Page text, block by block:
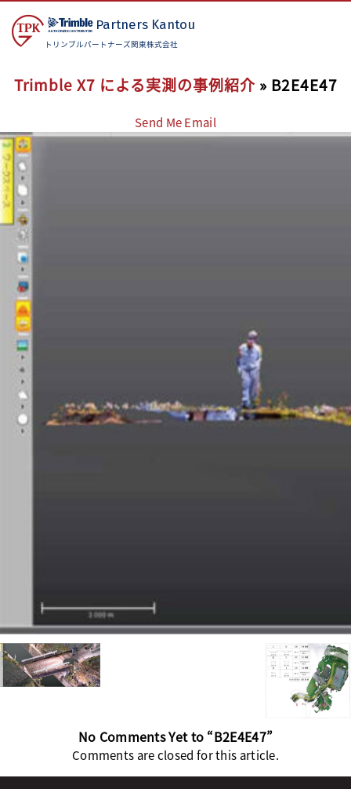
Partners Kantou
トリンブルパートナーズ関東株式会社
Trimble X7 による実測の事例紹介» B2E4E47
Send Me Email
No Comments Yet to “B2E4E47”
Comments are closed for this article.